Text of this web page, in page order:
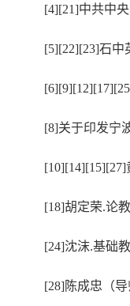
[4][21]中共中
[5][22][23]石中
[8]关于印发宁
[18]胡定荣.论
[24]沈沫.基础
[28]陈成忠（